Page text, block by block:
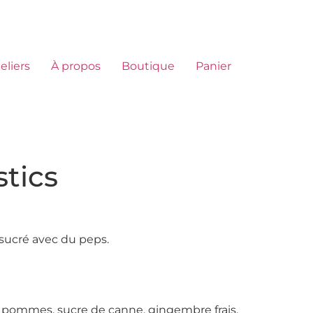
À propos Boutique Panier
avec du peps.
sucre de canne, gingembre frais,